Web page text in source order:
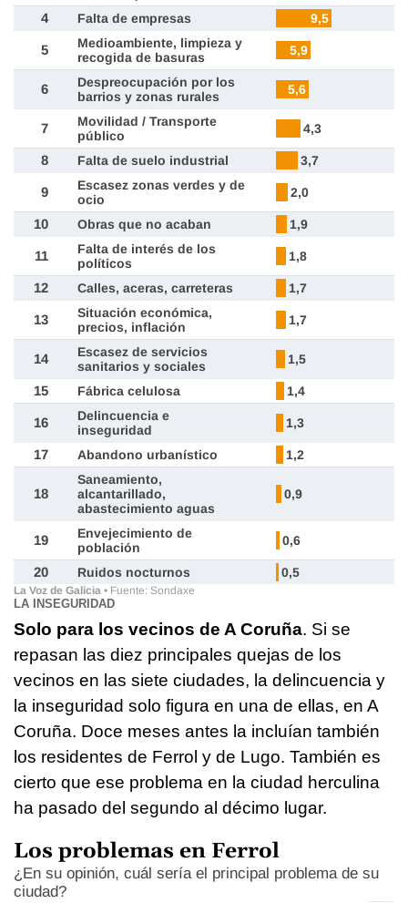
LA INSEGURIDAD
Solo para los vecinos de A Coruña. Si se
repasan las diez principales quejas de los
vecinos en las siete ciudades, la delincuencia y
la inseguridad solo figura en una de ellas, en A
Coruña. Doce meses antes la incluían también
los residentes de Ferrol y de Lugo. También es
cierto que ese problema en la ciudad herculina
ha pasado del segundo al décimo lugar.